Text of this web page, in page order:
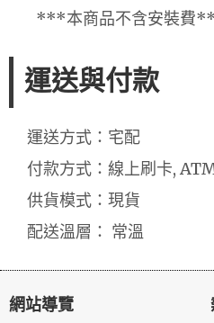
***本商品不含安裝費
運送與付款
運送方式：宅配
付款方式：線上刷卡,
供貨模式：現貨
配送溫層： 常溫
網站導覽